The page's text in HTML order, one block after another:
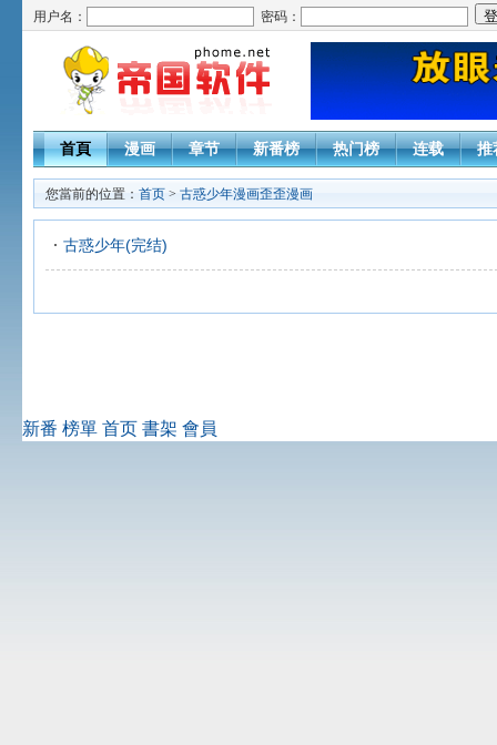
用户名： 密码：
首頁 漫画 章节 新番榜 热门榜 连载 推
您當前的位置： 首页 > 古惑少年漫画歪歪漫画
古惑少年(完结)
新番 榜單 首页 書架 會員